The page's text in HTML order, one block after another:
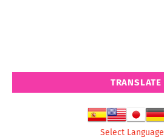
TRANSLATE
Select Language